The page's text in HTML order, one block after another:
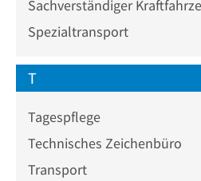
Sachverständiger
Spezialtransport
T
Tagespflege
Technisches Zeichenbüro
Transport